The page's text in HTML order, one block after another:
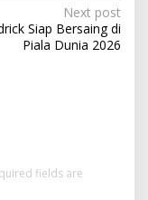
Next post
Siap Bersaing di
Piala Dunia 2026
fields are